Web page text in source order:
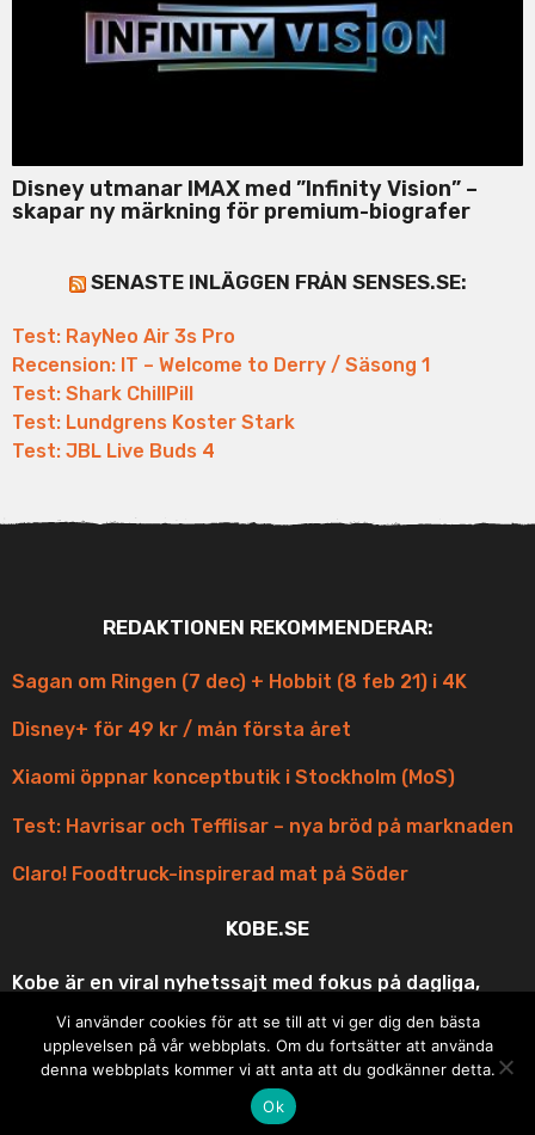
Disney utmanar IMAX med ”Infinity Vision” –
skapar ny märkning för premium-biografer
SENASTE INLÄGGEN FRÅN SENSES.SE:
Test: RayNeo Air 3s Pro
Recension: IT – Welcome to Derry / Säsong 1
Test: Shark ChillPill
Test: Lundgrens Koster Stark
Test: JBL Live Buds 4
REDAKTIONEN REKOMMENDERAR:
Sagan om Ringen (7 dec) + Hobbit (8 feb 21) i 4K
Disney+ för 49 kr / mån första året
Xiaomi öppnar konceptbutik i Stockholm (MoS)
Test: Havrisar och Tefflisar – nya bröd på marknaden
Claro! Foodtruck-inspirerad mat på Söder
KOBE.SE
Kobe är en viral nyhetssajt med fokus på dagliga,
korta och scroll-vänliga uppdateringar med fina
bilder och roliga videos ur underhållningen och
matens underbara värld. Din bästa vän på resan eller
Vi använder cookies för att se till att vi ger dig den bästa
upplevelsen på vår webbplats. Om du fortsätter att använda
denna webbplats kommer vi att anta att du godkänner detta.
Ok